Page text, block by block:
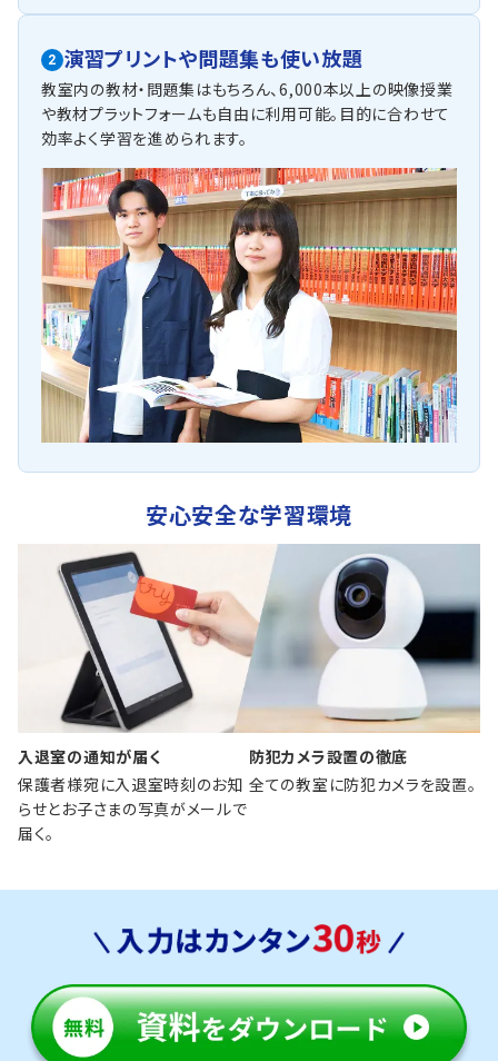
2 演習プリントや問題集も使い放題
教室内の教材・問題集はもちろん、6,000本以上の映像授業
や教材プラットフォームも自由に利用可能。目的に合わせて
効率よく学習を進められます。
安心安全な学習環境
入退室の通知が届く
保護者様宛に入退室時刻のお知
らせとお子さまの写真がメールで
届く。
防犯カメラ設置の徹底
全ての教室に防犯カメラを設置。